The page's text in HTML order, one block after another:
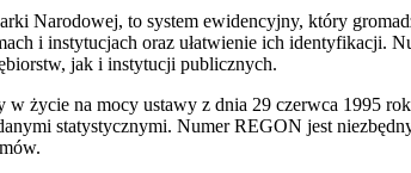
Narodowej, to system ewidencyjny, który
i instytucjach oraz ułatwienie ich identyfikacji.
jak i instytucji publicznych.
w życie na mocy ustawy z dnia 29 czerwca 1995
statystycznymi. Numer REGON jest